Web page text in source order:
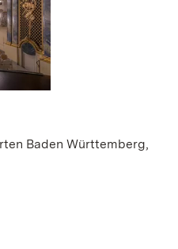
Baden Württemberg,